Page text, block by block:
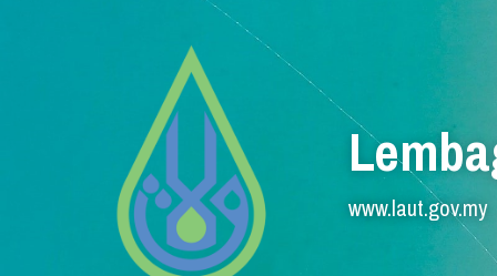
www.laut.gov.my